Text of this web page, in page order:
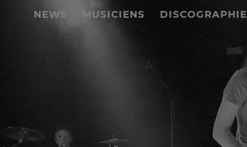
NEWS MUSICIENS DISCOGRAPHIE